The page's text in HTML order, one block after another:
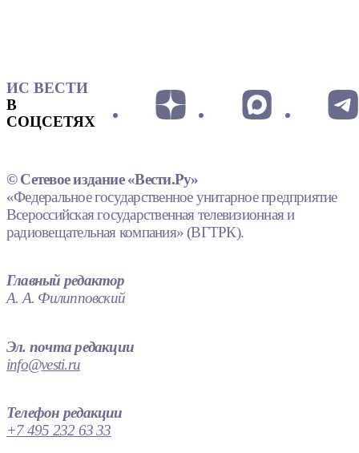
ИС ВЕСТИ
В
СОЦСЕТЯХ
© Сетевое издание «Вести.Ру»
«Федеральное государственное унитарное предприятие
Всероссийская государственная телевизионная и
радиовещательная компания» (ВГТРК).
Главный редактор
А. А. Филипповский
Эл. почта редакции
info@vesti.ru
Телефон редакции
+7 495 232 63 33